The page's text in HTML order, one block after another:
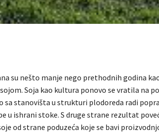
su nešto manje nego prethodnih godina
Soja kao kultura ponovo se vratila na
sa stanovišta u strukturi plodoreda radi
u ishrani stoke. S druge strane rezultat
od strane poduzeća koje se bavi